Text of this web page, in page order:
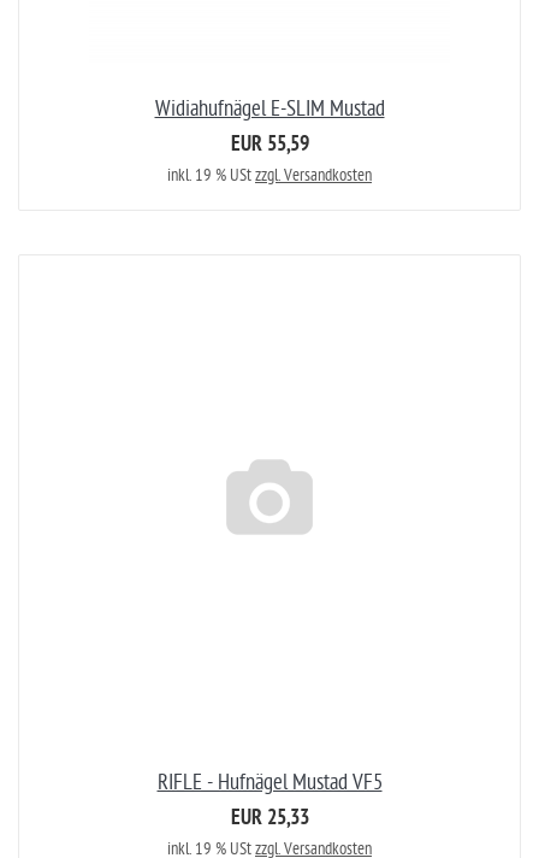
Widiahufnägel E-SLIM Mustad
EUR 55,59
inkl. 19 % UStzzgl. Versandkosten
RIFLE - Hufnägel Mustad VF5
EUR 25,33
inkl. 19 % UStzzgl. Versandkosten